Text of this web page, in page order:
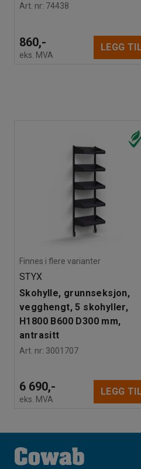
Art. nr: 74438
860,-
eks. MVA
LEGG
Finnes i flere varianter
STYX
Skohylle, grunnseksjon,
vegghengt, 5 skohyller,
H1800 B600 D300 mm,
antrasitt
Art. nr: 3001707
6 690,-
eks. MVA
LEGG